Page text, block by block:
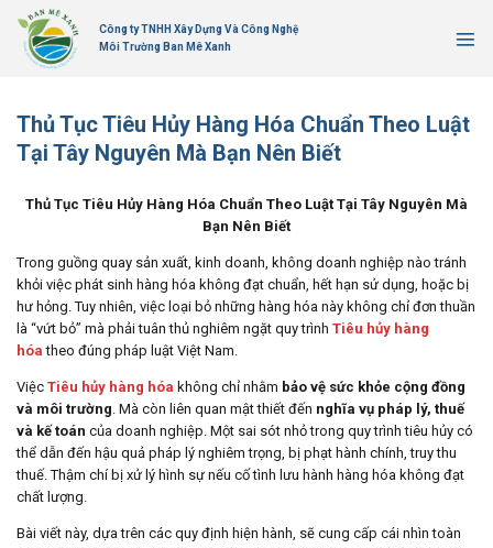
qua
Công ty TNHH Xây Dựng Và Công Nghệ
Môi Trường Ban Mê Xanh
Thủ Tục Tiêu Hủy Hàng Hóa Chuẩn Theo Luật
Tại Tây Nguyên Mà Bạn Nên Biết
Thủ Tục Tiêu Hủy Hàng Hóa Chuẩn Theo Luật Tại Tây Nguyên Mà
Bạn Nên Biết
Trong guồng quay sản xuất, kinh doanh, không doanh nghiệp nào tránh
khỏi việc phát sinh hàng hóa không đạt chuẩn, hết hạn sử dụng, hoặc bị
hư hỏng. Tuy nhiên, việc loại bỏ những hàng hóa này không chỉ đơn thuần
là “vứt bỏ” mà phải tuân thủ nghiêm ngặt quy trình Tiêu hủy hàng
hóa theo đúng pháp luật Việt Nam.
Việc Tiêu hủy hàng hóa không chỉ nhằm bảo vệ sức khỏe cộng đồng
và môi trường. Mà còn liên quan mật thiết đến nghĩa vụ pháp lý, thuế
và kế toán của doanh nghiệp. Một sai sót nhỏ trong quy trình tiêu hủy có
thể dẫn đến hậu quả pháp lý nghiêm trọng, bị phạt hành chính, truy thu
thuế. Thậm chí bị xử lý hình sự nếu cố tình lưu hành hàng hóa không đạt
chất lượng.
Bài viết này, dựa trên các quy định hiện hành, sẽ cung cấp cái nhìn toàn